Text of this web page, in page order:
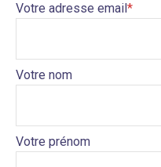
Votre adresse email
Votre nom
Votre prénom